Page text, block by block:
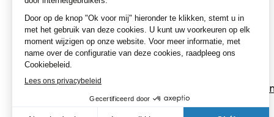
Verhuur
aanbiedingen
Korte termijn verhuur
Lange termijn verhuur
Machines
Graafmachines
Laders
Graders en
Dumpers